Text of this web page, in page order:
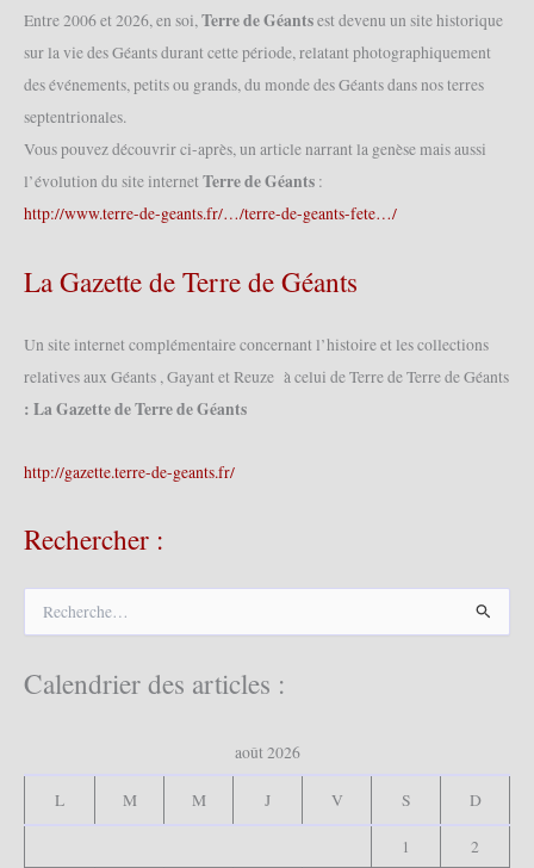
Entre 2006 et 2026, en soi,Terre de Géantsest devenu un site historique
sur la vie des Géants durant cette période, relatant photographiquement
des événements, petits ou grands, du monde des Géants dans nos terres
septentrionales.
Vous pouvez découvrir ci-après, un article narrant la genèse mais aussi
l’évolution du site internet Terre de Géants :
http://www.terre-de-geants.fr/…/terre-de-geants-fete…/
La Gazette de Terre de Géants
Un site internet complémentaire concernant l’histoire et les collections
relatives aux Géants , Gayant et Reuze à celui de Terre de Terre de Géants
: La Gazette de Terre de Géants
http://gazette.terre-de-geants.fr/
Rechercher :
e
Calendrier des articles :
août 2026
L M M J V S D
1
2